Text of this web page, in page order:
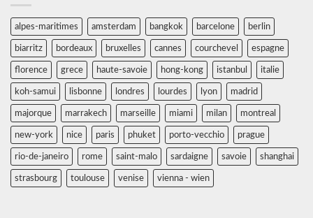
alpes-maritimes amsterdam bangkok barcelone berlin
biarritz bordeaux bruxelles cannes courchevel espagne
florence grece haute-savoie hong-kong istanbul italie
koh-samui lisbonne londres lourdes lyon madrid
majorque marrakech marseille miami milan montreal
new-york nice paris phuket porto-vecchio prague
rio-de-janeiro rome saint-malo sardaigne savoie shanghai
strasbourg toulouse venise vienna - wien